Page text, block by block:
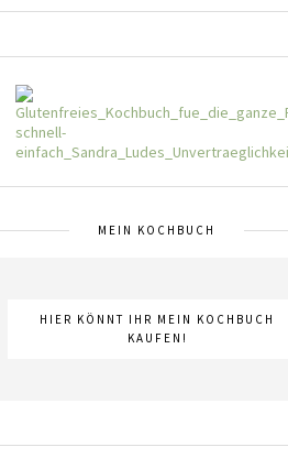
MEIN KOCHBUCH
HIER KÖNNT IHR MEIN KOCHBUCH
KAUFEN!